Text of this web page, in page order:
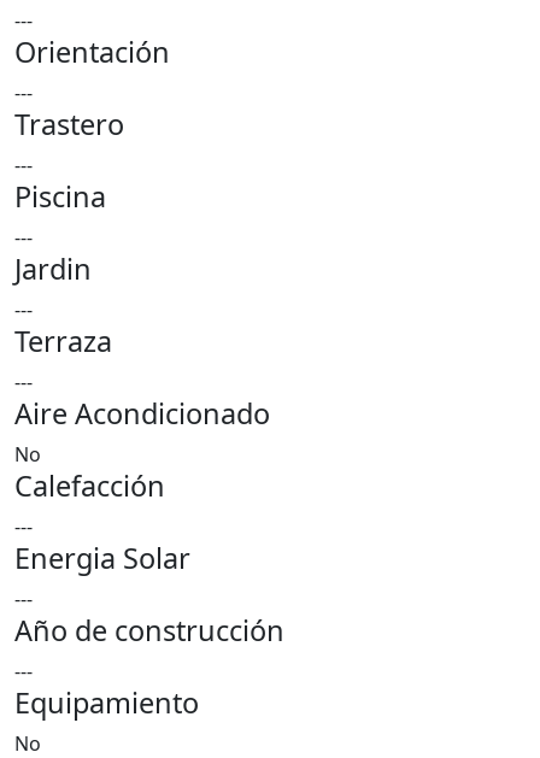
---
Orientación
---
Trastero
---
Piscina
---
Jardin
---
Terraza
---
Aire Acondicionado
No
Calefacción
---
Energia Solar
---
Año de construcción
---
Equipamiento
No